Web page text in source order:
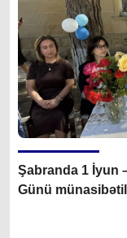
Şabranda 1 İyun
Günü